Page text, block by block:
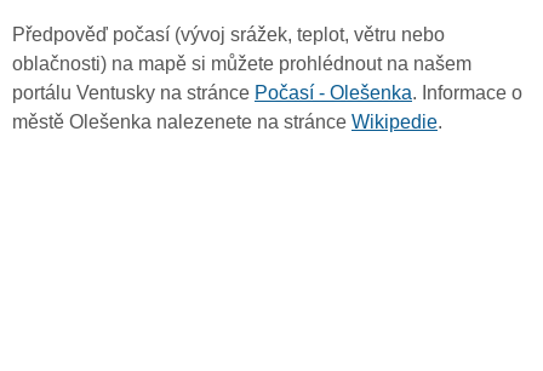
Předpověď počasí (vývoj srážek, teplot, větru nebo
oblačnosti) na mapě si můžete prohlédnout na našem
portálu Ventusky na stránce Počasí - Olešenka. Informace o
městě Olešenka nalezenete na stránce Wikipedie.